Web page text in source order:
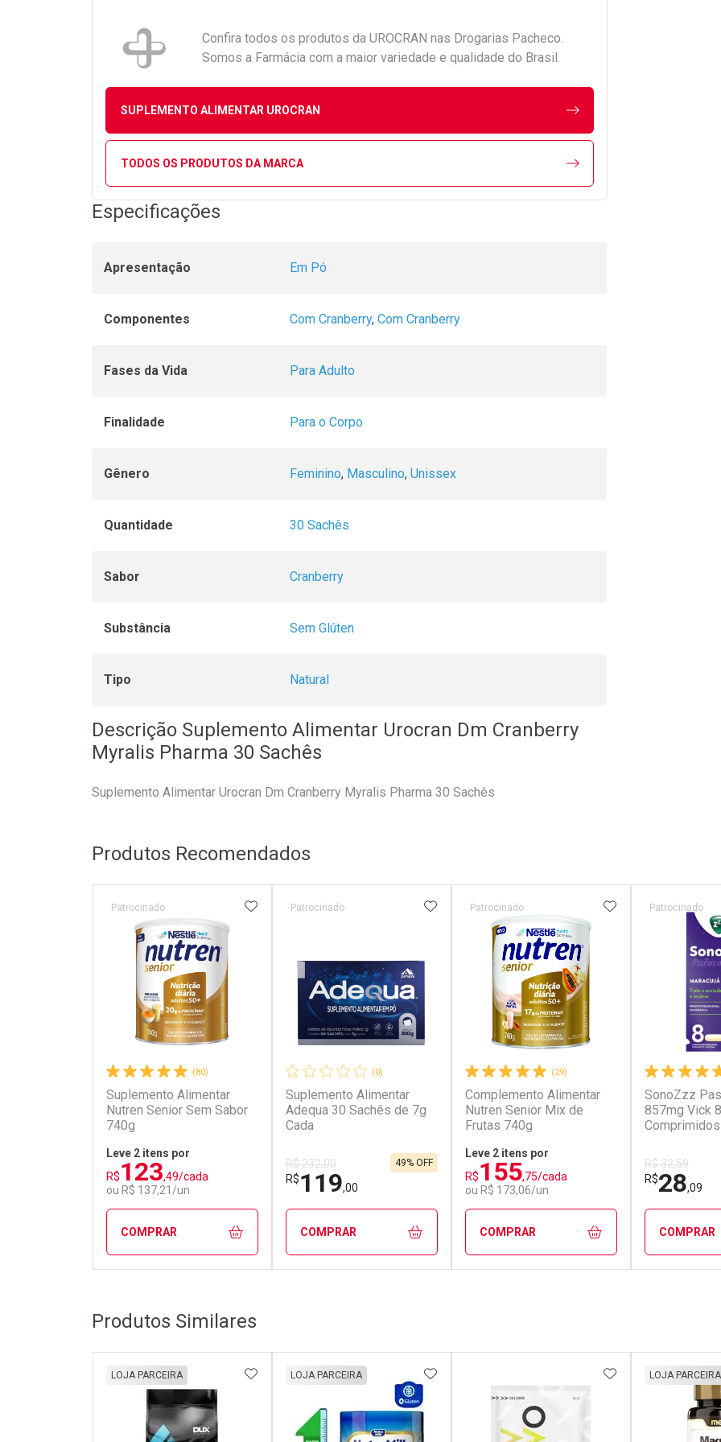
Confira todos os produtos da UROCRAN nas Drogarias Pacheco.
Somos a Farmácia com a maior variedade e qualidade do Brasil.
SUPLEMENTO ALIMENTAR UROCRAN
TODOS OS PRODUTOS DA MARCA
Especificações
Apresentação Em Pó
Componentes Com Cranberry, Com Cranberry
Fases da Vida Para Adulto
Finalidade Para o Corpo
Gênero Feminino, Masculino, Unissex
Quantidade 30 Sachês
Sabor Cranberry
Substância Sem Glúten
Tipo Natural
Descrição Suplemento Alimentar Urocran Dm Cranberry
Myralis Pharma 30 Sachês
Suplemento Alimentar Urocran Dm Cranberry Myralis Pharma 30 Sachês
Produtos Recomendados
(80)
Suplemento Alimentar
Nutren Senior Sem Sabor
740g
Patrocinado
Leve 2 itens por
R$123,49/cada
ou R$ 137,21/un
ADICIONAR AOS FAVORITOS
COMPRAR
Laboratório
Por Menos
(0)
Suplemento Alimentar
Adequa 30 Sachês de 7g
Cada
Patrocinado
R$ 232,00
R$119,00
49% OFF
ADICIONAR AOS FAVORITOS
COMPRAR
(29)
Complemento Alimentar
Nutren Senior Mix de
Frutas 740g
Patrocinado
Leve 2 itens por
R$155,75/cada
ou R$ 173,06/un
ADICIONAR AOS
COMPRAR
SonoZzz
857mg Vick 8
Comprimidos
Patrocinado
R$ 32,59
R$28,09
COMPRAR
Produtos Similares
LOJA PARCEIRA ADICIONAR AOS FAVORITOS
LOJA PARCEIRA ADICIONAR AOS FAVORITOSADICIONAR AOS
LOJA PARCEIRA